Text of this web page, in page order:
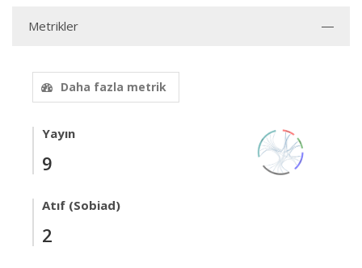
Metrikler
Daha fazla metrik
Yayın
9
Atıf (Sobiad)
2